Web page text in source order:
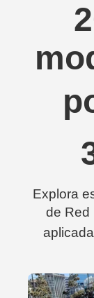
Explora
de Red